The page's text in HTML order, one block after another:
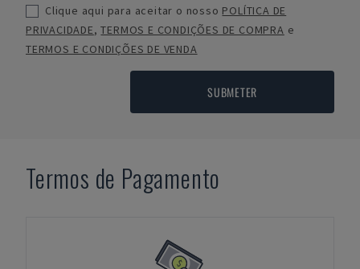
Clique aqui para aceitar o nosso POLÍTICA DE
PRIVACIDADE,TERMOS E CONDIÇÕES DE COMPRA e
TERMOS E CONDIÇÕES DE VENDA
SUBMETER
Termos de Pagamento